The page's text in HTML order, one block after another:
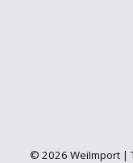
© 2026 WeiImport |